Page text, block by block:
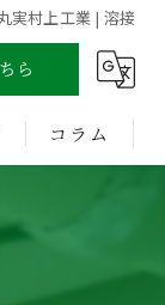
実村上工業 | 溶接
ら
コラム